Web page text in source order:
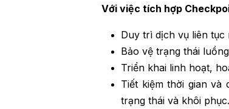
Với việc tích hợp
Duy trì dịch vụ liên
Bảo vệ trạng thái
Triển khai linh hoạt,
Tiết kiệm thời gian
trạng thái và khôi phục.